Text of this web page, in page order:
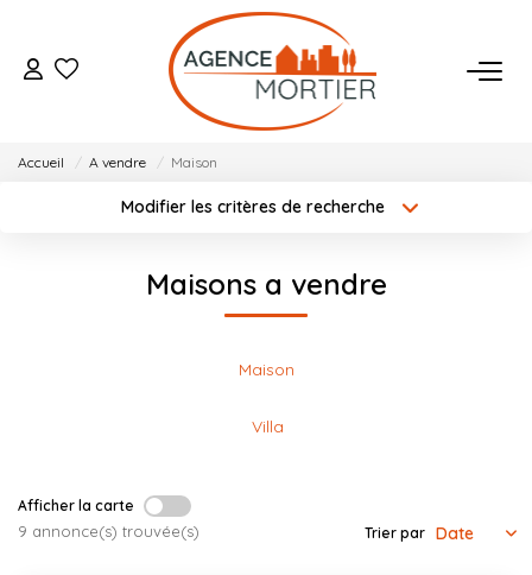
ACHETER
Notre Équipe
Accueil A vendre Maison
Modifier les critères de recherche
Maisons a vendre
Maison
Villa
Afficher la carte
9 annonce(s) trouvée(s) Trier par